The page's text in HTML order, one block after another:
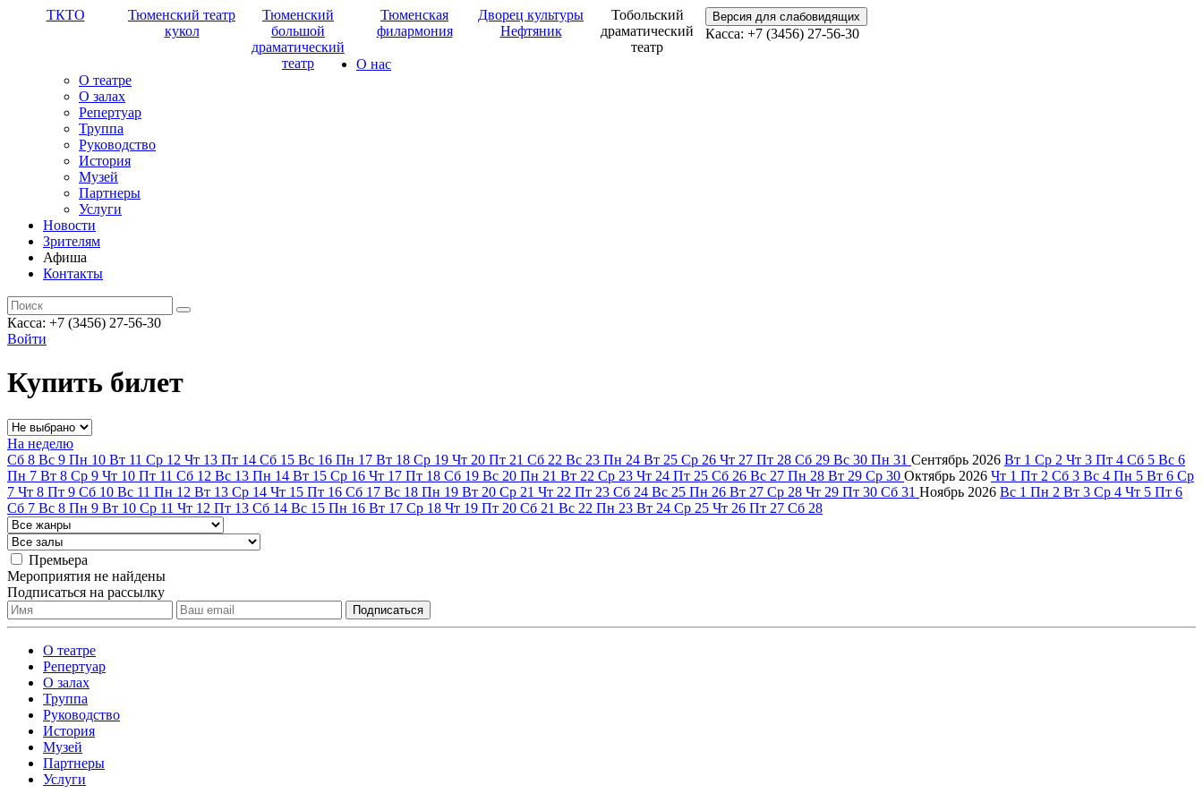
ТКТО
Тюменский театр
кукол
Тюменский
большой
драматический
театр
Тюменская
филармония
Дворец культуры
Нефтяник
Тобольский
драматический
театр
Версия для слабовидящих
Касса: +7 (3456) 27-56-30
О нас
О театре
О залах
Репертуар
Труппа
Руководство
История
Музей
Партнеры
Услуги
Новости
Зрителям
Афиша
Контакты
Касса: +7 (3456) 27-56-30
Войти
Купить билет
На неделю
Сб 8 Вс 9 Пн 10 Вт 11 Ср 12 Чт 13 Пт 14 Сб 15 Вс 16 Пн 17 Вт 18 Ср 19 Чт 20 Пт 21 Сб 22 Вс 23 Пн 24 Вт 25 Ср 26 Чт 27 Пт 28 Сб 29 Вс 30 Пн 31 Сентябрь 2026 Вт 1 Ср 2 Чт 3 Пт 4 Сб 5 Вс 6
Пн 7 Вт 8 Ср 9 Чт 10 Пт 11 Сб 12 Вс 13 Пн 14 Вт 15 Ср 16 Чт 17 Пт 18 Сб 19 Вс 20 Пн 21 Вт 22 Ср 23 Чт 24 Пт 25 Сб 26 Вс 27 Пн 28 Вт 29 Ср 30 Октябрь 2026 Чт 1 Пт 2 Сб 3 Вс 4 Пн 5 Вт 6 Ср
7 Чт 8 Пт 9 Сб 10 Вс 11 Пн 12 Вт 13 Ср 14 Чт 15 Пт 16 Сб 17 Вс 18 Пн 19 Вт 20 Ср 21 Чт 22 Пт 23 Сб 24 Вс 25 Пн 26 Вт 27 Ср 28 Чт 29 Пт 30 Сб 31 Ноябрь 2026 Вс 1 Пн 2 Вт 3 Ср 4 Чт 5 Пт 6
Сб 7 Вс 8 Пн 9 Вт 10 Ср 11 Чт 12 Пт 13 Сб 14 Вс 15 Пн 16 Вт 17 Ср 18 Чт 19 Пт 20 Сб 21 Вс 22 Пн 23 Вт 24 Ср 25 Чт 26 Пт 27 Сб 28
Премьера
Мероприятия не найдены
Подписаться на рассылку
О театре
Репертуар
О залах
Труппа
Руководство
История
Музей
Партнеры
Услуги